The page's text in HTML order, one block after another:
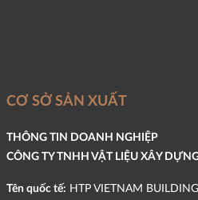
CƠ SỞ SẢN XUẤT
THÔNG TIN DOANH NGHIỆP
CÔNG TY TNHH VẬT LIỆU XÂY
Tên quốc tế: HTP VIETNAM